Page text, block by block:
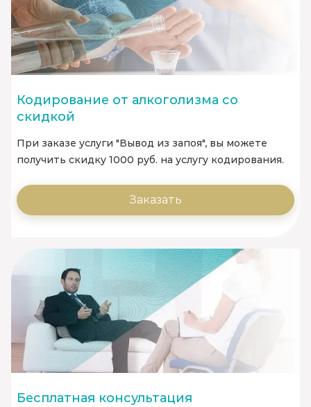
Кодирование от алкоголизма со
скидкой
При заказе услуги "Вывод из запоя", вы можете
получить скидку 1000 руб. на услугу кодирования.
Заказать
Бесплатная консультация